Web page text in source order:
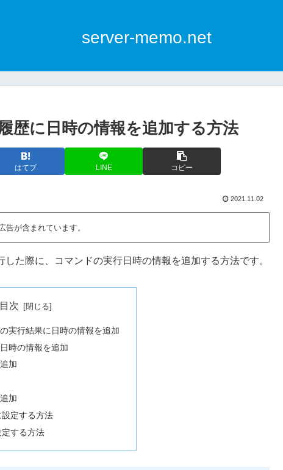
server-memo.net
歴に日時の情報を追加する方法
はてブ LINE コピー
2021.11.02
告が含まれています。
た際に、コマンドの実行日時の情報を追加する方法です。
目次
実行結果に日時の情報を追加
時の情報を追加
加
加
定する方法
する方法